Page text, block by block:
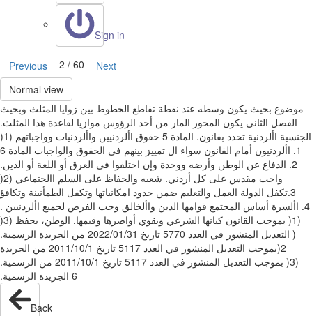
Sign in
Previous 2 / 60
Next
Normal view
‫موضوع بحيث يكون وسطه عند نقطة تقاطع الخطوط بين زوايا المثلث‬ ‫وبحيث
يكون المحور المار من أحد الرؤوس موازيا لقاعدة هذا المثلث‪.‬‬ ‫الفصل الثاني‬
‫حقوق األردنيين واألردنيات وواجباتهم‬ ‫(‪)1‬‬ ‫المادة ‪5‬‬ ‫الجنسية األردنية تحدد بقانون‪.‬‬
‫المادة ‪6‬‬ ‫‪ .1‬األردنيون أمام القانون سواء ال تمييز بينهم في الحقوق والواجبات
وإن‬ ‫اختلفوا في العرق أو اللغة أو الدين‪.‬‬ ‫‪ .2‬الدفاع عن الوطن وأرضه ووحدة
شعبه والحفاظ على السلم االجتماعي‬ ‫(‪)2‬‬ ‫واجب مقدس على كل أردني‪.‬‬ ‫‪
.3‬تكفل الدولة العمل والتعليم ضمن حدود امكانياتها وتكفل الطمأنينة‬ ‫وتكافؤ
الفرص لجميع األردنيين ‪.‬‬ ‫‪ .4‬األسرة أساس المجتمع قوامها الدين واألخالق وحب
الوطن‪ ،‬يحفظ‬ ‫(‪)3‬‬ ‫القانون كيانها الشرعي ويقوي أواصرها وقيمها‪.‬‬ ‫(‪ )1‬بموجب
التعديل المنشور في العدد ‪ 5770‬تاريخ ‪ 2022/01/31‬من الجريدة الرسمية‪.‬‬ ‫(‪
)2‬بموجب التعديل المنشور في العدد ‪ 5117‬تاريخ ‪ 2011/10/1‬من الجريدة
الرسمية‪.‬‬ ‫(‪ )3‬بموجب التعديل المنشور في العدد ‪ 5117‬تاريخ ‪ 2011/10/1‬من
Back